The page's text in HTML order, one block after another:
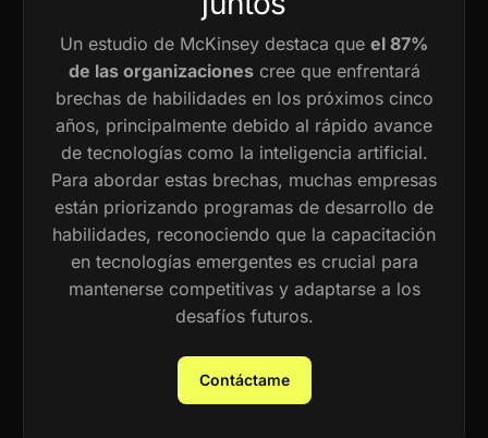
Un estudio de McKinsey destaca que el 87%
de las organizacionescree que enfrentará
brechas de habilidades en los próximos cinco
años, principalmente debido al rápido avance
de tecnologías como la inteligencia artificial.
Para abordar estas brechas, muchas empresas
están priorizando programas de desarrollo de
habilidades, reconociendo que la capacitación
en tecnologías emergentes es crucial para
mantenerse competitivas y adaptarse a los
desafíos futuros.
Contáctame